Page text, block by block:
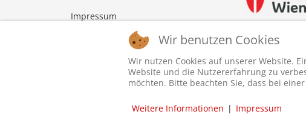
Impressum
Wir benutzen Cookies
Wir nutzen Cookies auf unserer Website.
Website und die Nutzererfahrung zu
möchten. Bitte beachten Sie, dass bei
Weitere Informationen | Impressum